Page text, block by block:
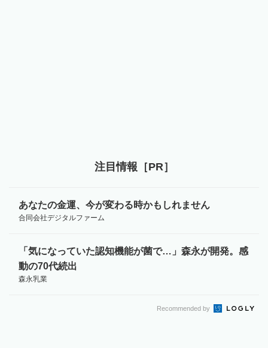
注目情報［PR］
あなたの金運、今が変わる時かもしれません
合同会社デジタルファーム
「気になっていた認知機能が菌で…」森永が開発。感
動の70代続出
森永乳業
Recommended by